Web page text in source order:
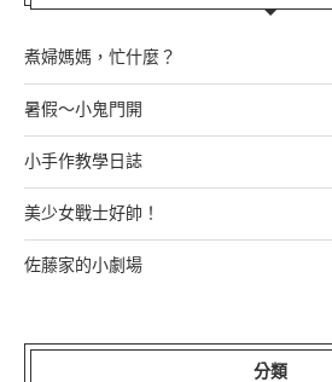
煮婦媽媽，忙什麼？
暑假～小鬼門開
小手作教學日誌
美少女戰士好帥！
佐藤家的小劇場
分類